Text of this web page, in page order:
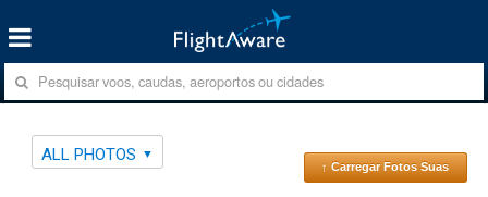
ALL PHOTOS
↑ Carregar Fotos Suas